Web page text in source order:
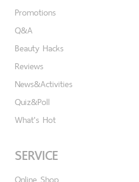
Promotions
Q&A
Beauty Hacks
Reviews
News&Activities
Quiz&Poll
What's Hot
SERVICE